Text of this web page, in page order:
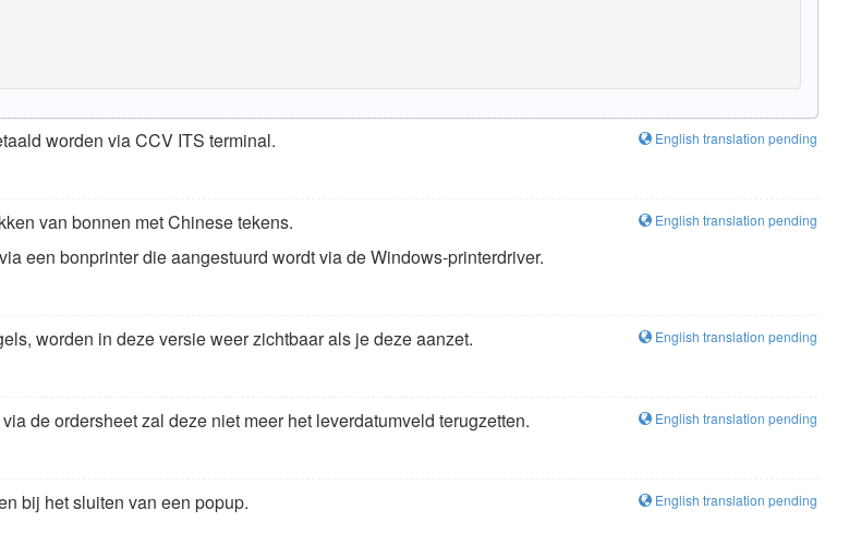
English translation pending
worden via CCV ITS terminal.
English translation pending
van bonnen met Chinese tekens.
een bonprinter die aangestuurd wordt via de Windows-printerdriver.
English translation pending
worden in deze versie weer zichtbaar als je deze aanzet.
English translation pending
de ordersheet zal deze niet meer het leverdatumveld terugzetten.
English translation pending
bij het sluiten van een popup.